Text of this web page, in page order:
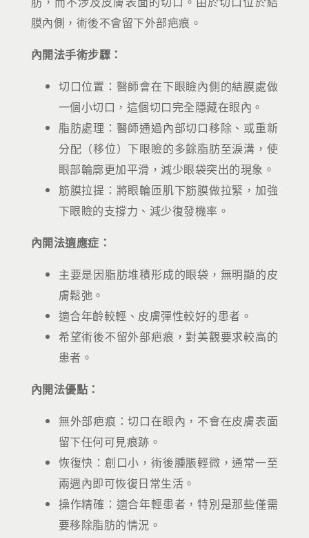
膜內側，術後不會留下外部疤痕。
內開法手術步驟：
切口位置：醫師會在下眼瞼內側的結膜處做
一個小切口，這個切口完全隱藏在眼內。
脂肪處理：醫師通過內部切口移除、或重新
分配（移位）下眼瞼的多餘脂肪至淚溝，使
眼部輪廓更加平滑，減少眼袋突出的現象。
筋膜拉提：將眼輪匝肌下筋膜做拉緊，加強
下眼瞼的支撐力、減少復發機率。
內開法適應症：
主要是因脂肪堆積形成的眼袋，無明顯的皮
膚鬆弛。
適合年齡較輕、皮膚彈性較好的患者。
希望術後不留外部疤痕，對美觀要求較高的
患者。
內開法優點：
無外部疤痕：切口在眼內，不會在皮膚表面
留下任何可見痕跡。
恢復快：創口小，術後腫脹輕微，通常一至
兩週內即可恢復日常生活。
操作精確：適合年輕患者，特別是那些僅需
要移除脂肪的情況。